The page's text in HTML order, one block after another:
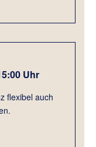
Uhr
flexibel auch